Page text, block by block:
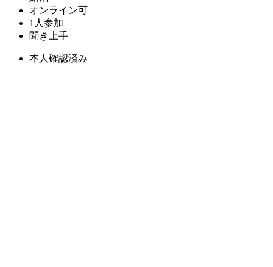
オンライン可
1人参加
聞き上手
本人確認済み